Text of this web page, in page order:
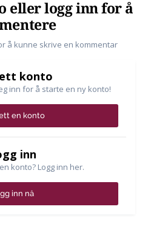
eller logg inn for å
å kunne skrive en kommentar
konto
inn for å starte en ny konto!
en konto
inn
konto? Logg inn her.
inn nå